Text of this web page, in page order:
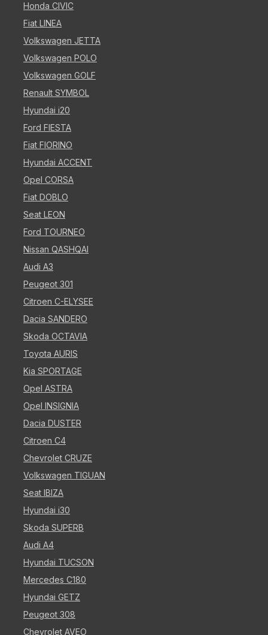
Honda CIVIC
Fiat LINEA
Volkswagen JETTA
Volkswagen POLO
Volkswagen GOLF
Renault SYMBOL
Hyundai i20
Ford FIESTA
Fiat FIORINO
Hyundai ACCENT
Opel CORSA
Fiat DOBLO
Seat LEON
Ford TOURNEO
Nissan QASHQAI
Audi A3
Peugeot 301
Citroen C-ELYSEE
Dacia SANDERO
Skoda OCTAVIA
Toyota AURIS
Kia SPORTAGE
Opel ASTRA
Opel INSIGNIA
Dacia DUSTER
Citroen C4
Chevrolet CRUZE
Volkswagen TIGUAN
Seat IBIZA
Hyundai i30
Skoda SUPERB
Audi A4
Hyundai TUCSON
Mercedes C180
Hyundai GETZ
Peugeot 308
Chevrolet AVEO